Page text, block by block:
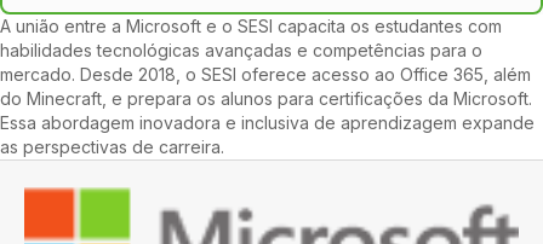
A união entre a Microsoft e o SESI capacita os estudantes com
habilidades tecnológicas avançadas e competências para o
mercado. Desde 2018, o SESI oferece acesso ao Office 365, além
do Minecraft, e prepara os alunos para certificações da Microsoft.
Essa abordagem inovadora e inclusiva de aprendizagem expande
as perspectivas de carreira.